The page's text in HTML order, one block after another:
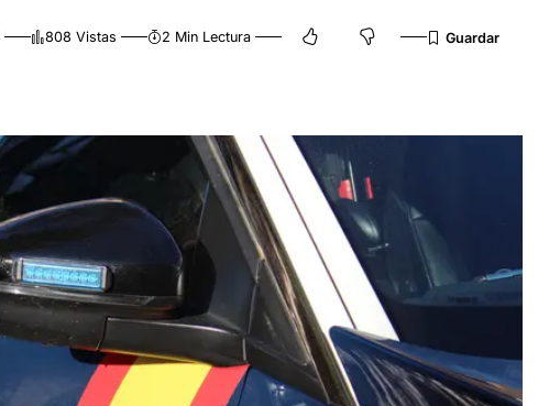
808 Vistas 2 Min Lectura